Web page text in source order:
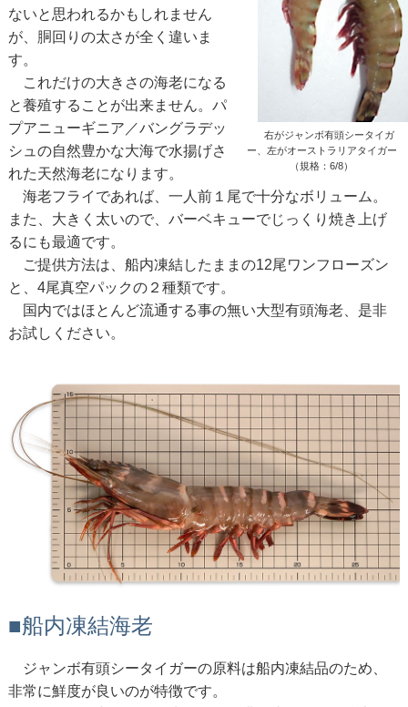
右がジャンボ有頭シータイガ
ー、左がオーストラリアタイガー
（規格：6/8）
ないと思われるかもしれません
が、胴回りの太さが全く違いま
す。
これだけの大きさの海老になる
と養殖することが出来ません。パ
プアニューギニア／バングラデッ
シュの自然豊かな大海で水揚げさ
れた天然海老になります。
海老フライであれば、一人前１尾で十分なボリューム。
また、大きく太いので、バーベキューでじっくり焼き上げ
るにも最適です。
ご提供方法は、船内凍結したままの12尾ワンフローズン
と、4尾真空パックの２種類です。
国内ではほとんど流通する事の無い大型有頭海老、是非
お試しください。
■船内凍結海老
ジャンボ有頭シータイガーの原料は船内凍結品のため、
非常に鮮度が良いのが特徴です。